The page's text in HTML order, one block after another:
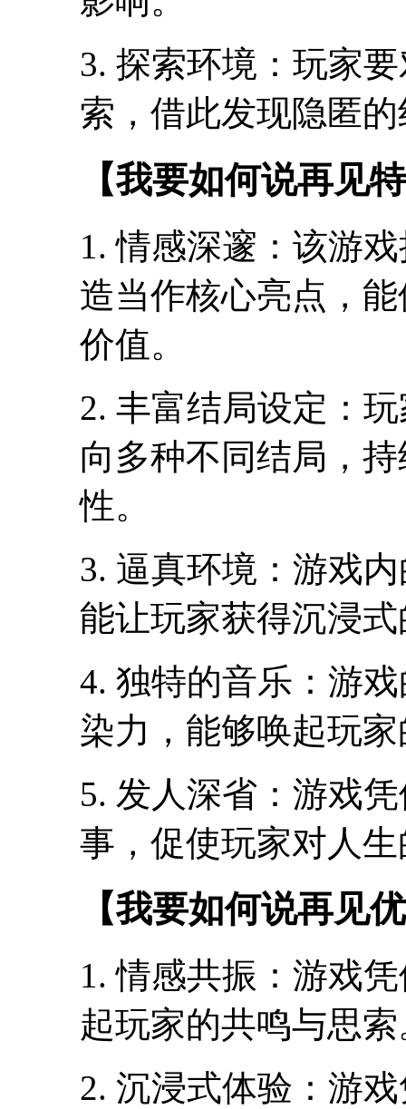
3. 探索环境：玩家
索，借此发现隐匿
【我要如何说再见
1. 情感深邃：该游
造当作核心亮点，
价值。
2. 丰富结局设定：
向多种不同结局，
性。
3. 逼真环境：游戏
能让玩家获得沉浸
4. 独特的音乐：游
染力，能够唤起玩
5. 发人深省：游戏
事，促使玩家对人
【我要如何说再见
1. 情感共振：游戏
起玩家的共鸣与思索
2. 沉浸式体验：游